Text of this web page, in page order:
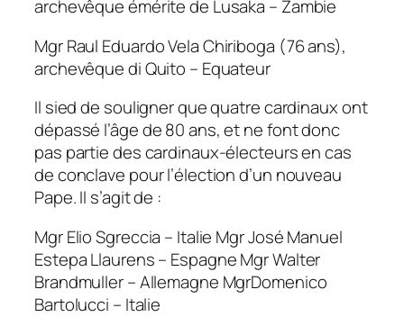
archevêque émérite de Lusaka – Zambie
Mgr Raul Eduardo Vela Chiriboga (76 ans),
archevêque di Quito – Equateur
Il sied de souligner que quatre cardinaux ont
dépassé l’âge de 80 ans, et ne font donc
pas partie des cardinaux-électeurs en cas
de conclave pour l’élection d’un nouveau
Pape. Il s’agit de :
Mgr Elio Sgreccia – Italie Mgr José Manuel
Estepa Llaurens – Espagne Mgr Walter
Brandmuller – Allemagne MgrDomenico
Bartolucci – Italie